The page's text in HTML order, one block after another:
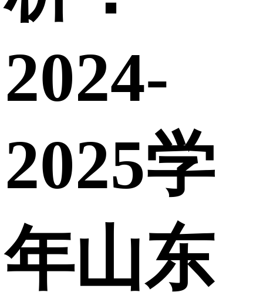
2024-
2025学
年山东